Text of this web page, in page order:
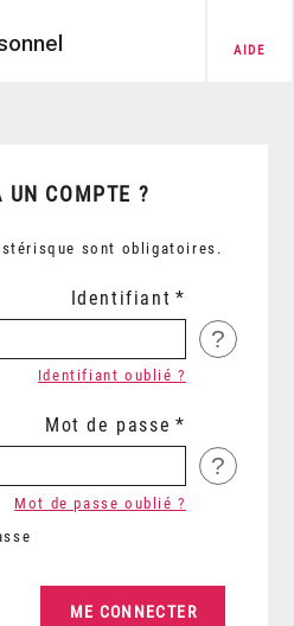
AIDE
UN COMPTE ?
sont obligatoires.
Identifiant
?
Identifiant oublié ?
Mot de passe
?
Mot de passe oublié ?